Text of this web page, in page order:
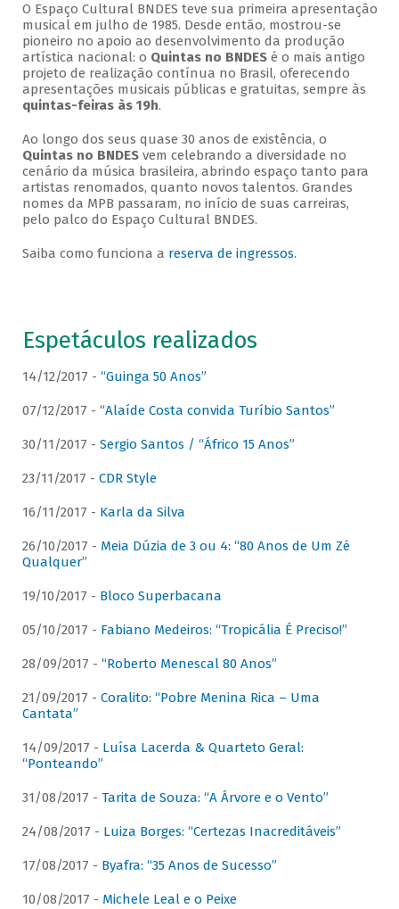
O Espaço Cultural BNDES teve sua primeira apresentação
musical em julho de 1985. Desde então, mostrou-se
pioneiro no apoio ao desenvolvimento da produção
artística nacional: o Quintas no BNDESé o mais antigo
projeto de realização contínua no Brasil, oferecendo
apresentações musicais públicas e gratuitas, sempre às
quintas-feiras às 19h.
Ao longo dos seus quase 30 anos de existência, o
Quintas no BNDESvem celebrando a diversidade no
cenário da música brasileira, abrindo espaço tanto para
artistas renomados, quanto novos talentos. Grandes
nomes da MPB passaram, no início de suas carreiras,
pelo palco do Espaço Cultural BNDES.
Saiba como funciona a reserva de ingressos.
Espetáculos realizados
14/12/2017 - “Guinga 50 Anos”
07/12/2017 - “Alaíde Costa convida Turíbio Santos”
30/11/2017 - Sergio Santos / “Áfrico 15 Anos”
23/11/2017 - CDR Style
16/11/2017 - Karla da Silva
26/10/2017 - Meia Dúzia de 3 ou 4: “80 Anos de Um Zé
Qualquer”
19/10/2017 - Bloco Superbacana
05/10/2017 - Fabiano Medeiros: “Tropicália É Preciso!”
28/09/2017 - “Roberto Menescal 80 Anos”
21/09/2017 - Coralito: “Pobre Menina Rica – Uma
Cantata”
14/09/2017 - Luísa Lacerda & Quarteto Geral:
“Ponteando”
31/08/2017 - Tarita de Souza: “A Árvore e o Vento”
24/08/2017 - Luiza Borges: “Certezas Inacreditáveis”
17/08/2017 - Byafra: “35 Anos de Sucesso”
10/08/2017 - Michele Leal e o Peixe